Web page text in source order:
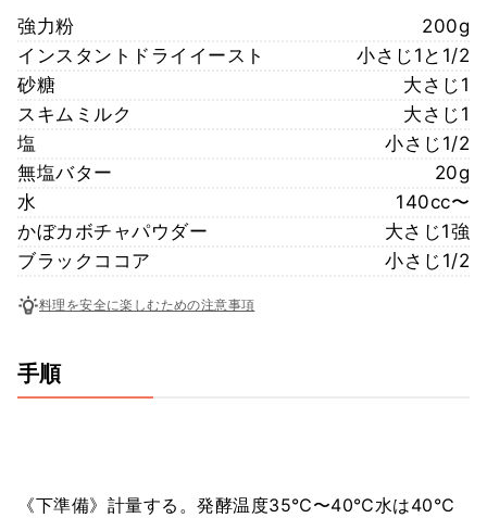
強力粉
200g
インスタントドライイースト
小さじ1と1/2
砂糖
大さじ1
スキムミルク
大さじ1
塩
小さじ1/2
無塩バター
20g
水
140cc〜
かぼカボチャパウダー
大さじ1強
ブラックココア
小さじ1/2
料理を安全に楽しむための注意事項
手順
《下準備》計量する。発酵温度35℃〜40℃水は40℃